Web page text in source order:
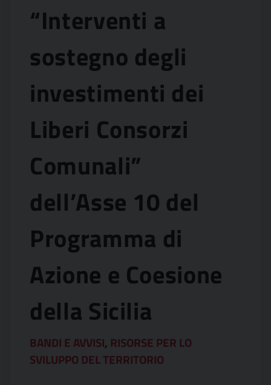
“Interventi a
sostegno degli
investimenti dei
Liberi Consorzi
Comunali”
dell’Asse 10 del
Programma di
Azione e Coesione
della Sicilia
BANDI E AVVISI, RISORSE PER LO
SVILUPPO DEL TERRITORIO